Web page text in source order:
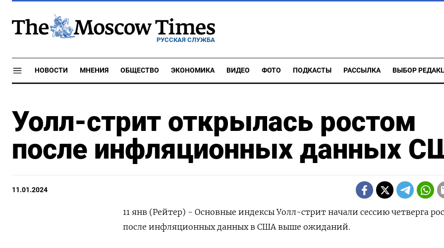
РУССКАЯ СЛУЖБА
НОВОСТИ МНЕНИЯ ОБЩЕСТВО ЭКОНОМИКА ВИДЕО ФОТО ПОДКАСТЫ РАССЫЛКА ВЫБОР
Уолл-стрит открылась ростом
после инфляционных данных
11.01.2024
11 янв (Рейтер) - Основные индексы Уолл-стрит начали сессию четверга
после инфляционных данных в США выше ожиданий.